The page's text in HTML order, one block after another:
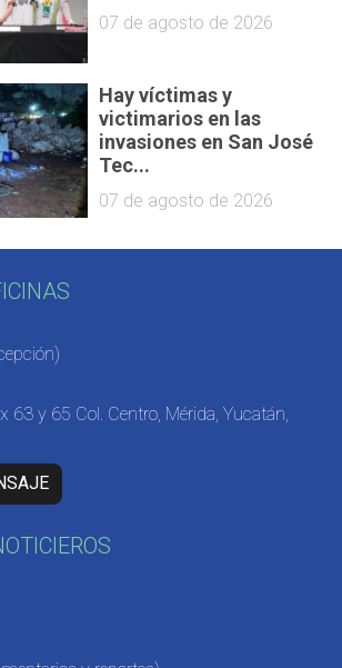
07 de agosto de 2026
Hay víctimas y
victimarios en las
invasiones en San José
Tec...
07 de agosto de 2026
63 y 65 Col. Centro, Mérida, Yucatán,